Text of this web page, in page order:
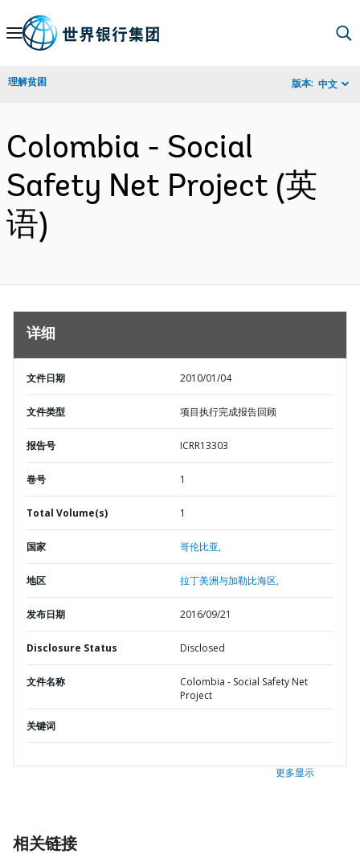
Skip
Navigation
理解贫困 版本: 中文
Colombia - Social
Safety Net Project (英
语)
详细
文件日期 2010/01/04
文件类型 项目执行完成报告回顾
报告号 ICRR13303
卷号 1
Total Volume(s) 1
国家 哥伦比亚,
地区 拉丁美洲与加勒比海区,
发布日期 2016/09/21
Disclosure Status Disclosed
文件名称
Colombia - Social Safety Net
Project
关键词
更多显示
相关链接